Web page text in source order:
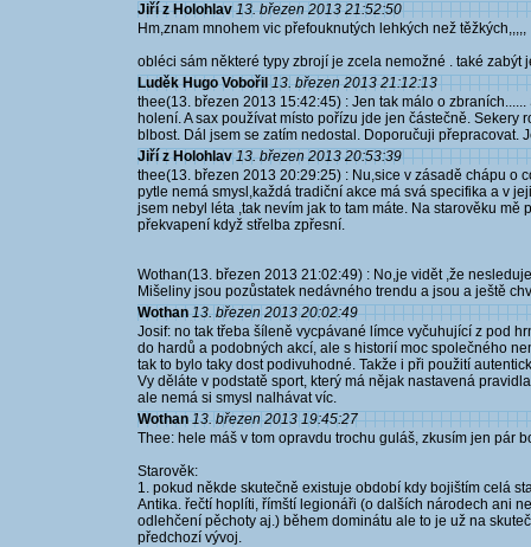
Jiří z Holohlav 13. březen 2013 21:52:50
Hm,znam mnohem vic přefouknutých lehkých než těžkých,,,,,
obléci sám některé typy zbrojí je zcela nemožné . také zabýt
Luděk Hugo Vobořil 13. březen 2013 21:12:13
thee(13. březen 2013 15:42:45) : Jen tak málo o
holení. A sax používat místo pořízu jde jen částečně.
blbost. Dál jsem se zatím nedostal. Doporučuji přepracovat.
Jiří z Holohlav 13. březen 2013 20:53:39
thee(13. březen 2013 20:29:25) : Nu,sice v zásadě chápu o
pytle nemá smysl,každá tradiční akce má svá specifika a v
jsem nebyl léta ,tak nevím jak to tam máte. Na starověku
překvapení když střelba zpřesní.
Wothan(13. březen 2013 21:02:49) : No,je vidět ,že
Mišeliny jsou pozůstatek nedávného trendu a jsou a ještě
Wothan 13. březen 2013 20:02:49
Josif: no tak třeba šíleně vycpávané límce vyčuhující z pod
do hardů a podobných akcí, ale s historií moc společného
tak to bylo taky dost podivuhodné. Takže i při použití
Vy děláte v podstatě sport, který má nějak nastavená
ale nemá si smysl nalhávat víc.
Wothan 13. březen 2013 19:45:27
Thee: hele máš v tom opravdu trochu guláš, zkusím jen pár
Starověk:
1. pokud někde skutečně existuje období kdy bojištím celá
Antika. řečtí hoplíti, římští legionáři (o dalších národech ani
odlehčení pěchoty aj.) během dominátu ale to je už na
předchozí vývoj.